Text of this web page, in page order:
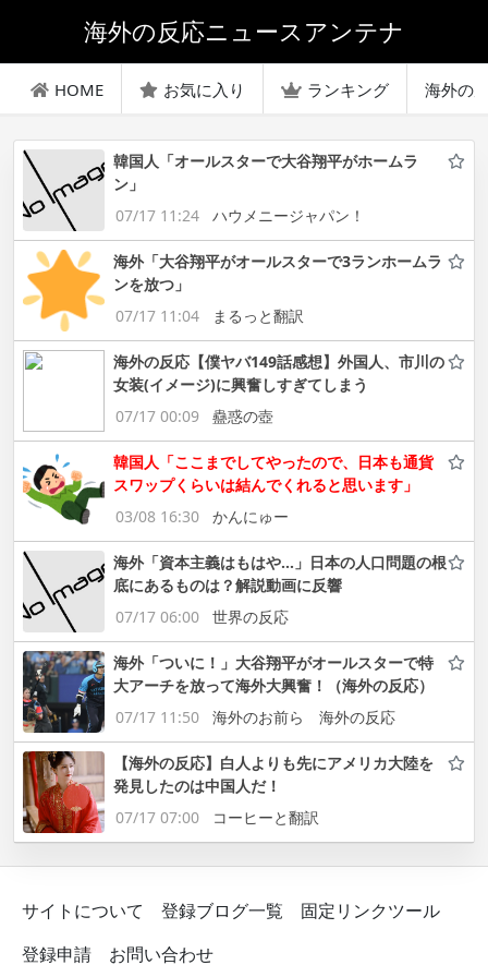
海外の反応ニュースアンテナ
HOME お気に入り ランキング 海外の
韓国人「オールスターで大谷翔平がホームラ
ン」
07/17 11:24
ハウメニージャパン！
海外「大谷翔平がオールスターで3ランホームラ
ンを放つ」
07/17 11:04
まるっと翻訳
海外の反応【僕ヤバ149話感想】外国人、市川の
女装(イメージ)に興奮しすぎてしまう
07/17 00:09
蠱惑の壺
韓国人「ここまでしてやったので、日本も通貨
スワップくらいは結んでくれると思います」
03/08 16:30
かんにゅー
海外「資本主義はもはや…」日本の人口問題の根
底にあるものは？解説動画に反響
07/17 06:00
世界の反応
海外「ついに！」大谷翔平がオールスターで特
大アーチを放って海外大興奮！（海外の反応）
07/17 11:50
海外のお前ら 海外の反応
【海外の反応】白人よりも先にアメリカ大陸を
発見したのは中国人だ！
07/17 07:00
コーヒーと翻訳
サイトについて 登録ブログ一覧
固定リンクツール
登録申請
お問い合わせ